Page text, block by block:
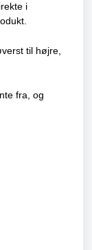
i
til højre,
fra, og